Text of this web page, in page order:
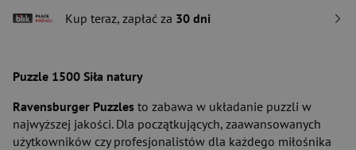
Kup teraz, zapłać za 30 dni
Puzzle 1500 Siła natury
Ravensburger Puzzles to zabawa w układanie puzzli w
najwyższej jakości. Dla początkujących, zaawansowanych
użytkowników czy profesjonalistów dla każdego miłośnika